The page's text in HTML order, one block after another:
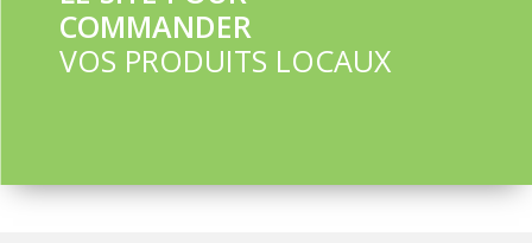
COMMANDER
VOS PRODUITS LOCAUX